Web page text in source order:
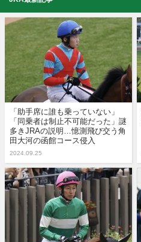
「助手席に誰も乗っていない」
「同乗者は制止不可能だった」謎
多きJRAの説明…憶測飛び交う角
田大河の函館コース侵入
2024.09.25